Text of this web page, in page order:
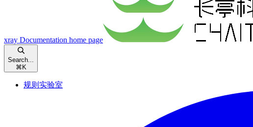
xray Documentation home page
Search...
⌘ K
规则实验室